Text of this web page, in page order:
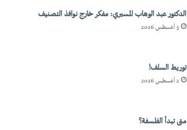
الدكتور عبد الوهاب المسيري: مفكر خارج نوافذ التصنيف
3 أغسطس 2026
توريط السلف!
2 أغسطس 2026
متى تبدأ الفلسفة؟